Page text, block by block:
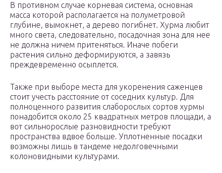
В противном случае корневая система, основная
масса которой располагается на полуметровой
глубине, вымокнет, а дерево погибнет. Хурма любит
много света, следовательно, посадочная зона для нее
не должна ничем притеняться. Иначе побеги
растения сильно деформируются, а завязь
преждевременно осыплется.
Также при выборе места для укоренения саженцев
стоит учесть расстояние от соседних культур. Для
полноценного развития слаборослых сортов хурмы
понадобится около 25 квадратных метров площади, а
вот сильнорослые разновидности требуют
пространства вдвое больше. Уплотненные посадки
возможны лишь в тандеме недолговечными
колоновидными культурами.